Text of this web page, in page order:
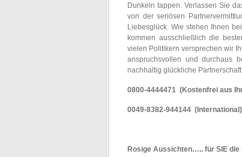
Dunkeln tappen. Verlassen Sie
von der seriösen
Liebesglück. Wie stehen Ihnen
kommen ausschließlich die
vielen Politikern versprechen wir
anspruchsvollen und durchaus
nachhaltig glückliche
0800-4444471 (Kostenfrei aus
0049-8382-944144 (International)
Rosige Aussichten….. für SIE